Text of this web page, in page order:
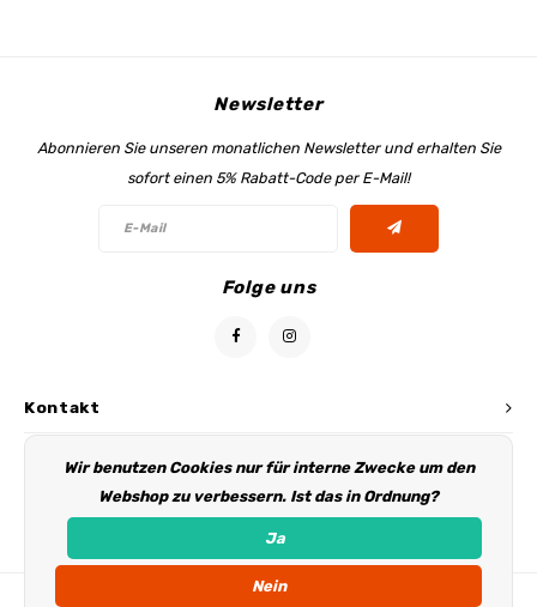
Kontakt
Newsletter
Abonnieren Sie unseren monatlichen Newsletter und erhalten Sie
sofort einen 5% Rabatt-Code per E-Mail!
Folge uns
Kundendienst
Wir benutzen Cookies nur für interne Zwecke um den
Webshop zu verbessern. Ist das in Ordnung?
Ja
Nein